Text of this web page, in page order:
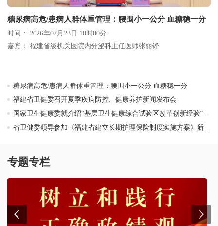
糖尿病高危/患病人群体重管理：腰围小一公分 血糖稳一分
时间： 2026年07月23日 10时00分
嘉宾： 福建省级机关医院内分泌科主任医师张丽锋
糖尿病高危/患病人群体重管理：腰围小一公分 血糖稳一分
福建省卫健委召开夏季疾病防控、健康养护新闻发布会
国家卫生健康委就介绍“基层卫生健康综合试验区改革创新经验”有关情况举行新闻发布会（长汀、介休）
省卫健委领导参加《福建省建立长期护理保险制度实施方案》新闻发布会
专题专栏